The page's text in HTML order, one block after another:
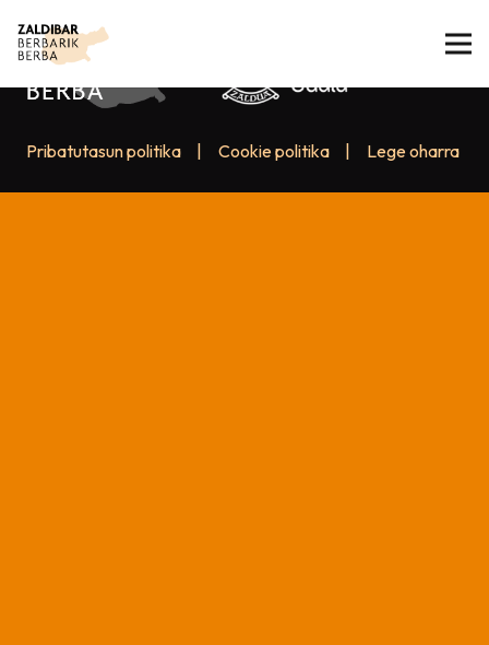
Pribatutasun politika Cookie politika Lege oharra